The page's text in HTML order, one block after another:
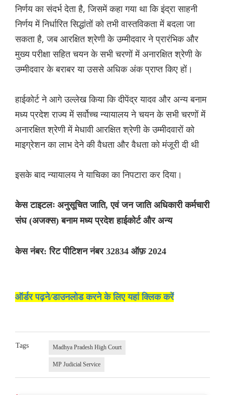
निर्णय का संदर्भ देता है, जिसमें कहा गया था कि इंद्रा साहनी
निर्णय में निर्धारित सिद्धांतों को तभी वास्तविकता में बदला जा
सकता है, जब आरक्षित श्रेणी के उम्मीदवार ने प्रारंभिक और
मुख्य परीक्षा सहित चयन के सभी चरणों में अनारक्षित श्रेणी के
उम्मीदवार के बराबर या उससे अधिक अंक प्राप्त किए हों।
हाईकोर्ट ने आगे उल्लेख किया कि दीपेंद्र यादव और अन्य बनाम
मध्य प्रदेश राज्य में सर्वोच्च न्यायालय ने चयन के सभी चरणों में
अनारक्षित श्रेणी में मेधावी आरक्षित श्रेणी के उम्मीदवारों को
माइग्रेशन का लाभ देने की वैधता और वैधता को मंजूरी दी थी
इसके बाद न्यायालय ने याचिका का निपटारा कर दिया।
केस टाइटलः अनुसूचित जाति, एवं जन जाति अधिकारी कर्मचारी
संघ (अजक्स) बनाम मध्य प्रदेश हाईकोर्ट और अन्य
केस नंबर: रिट पीटिशन नंबर 32834 ऑफ़ 2024
ऑर्डर पढ़ने/डाउनलोड करने के लिए यहां क्लिक करें
Tags Madhya Pradesh High Court
MP Judicial Service